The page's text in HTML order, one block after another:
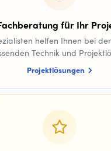
für Ihr
helfen Ihnen bei
Technik und
Projektlösungen